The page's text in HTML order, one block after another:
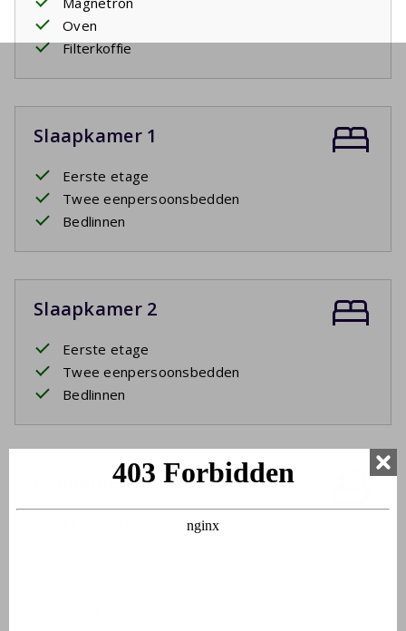
Oven
Filterkoffie
Slaapkamer 1
Eerste etage
Twee eenpersoonsbedden
Bedlinnen
Slaapkamer 2
Eerste etage
Twee eenpersoonsbedden
Bedlinnen
Badkamer